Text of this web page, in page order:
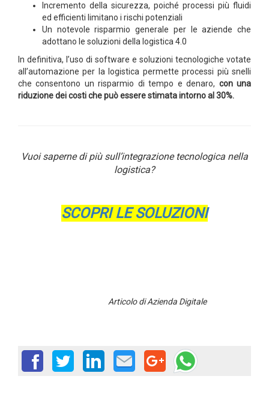
Incremento della sicurezza, poiché processi più fluidi
ed efficienti limitano i rischi potenziali
Un notevole risparmio generale per le aziende che
adottano le soluzioni della logistica 4.0
In definitiva, l’uso di software e soluzioni tecnologiche votate
all’automazione per la logistica permette processi più snelli
che consentono un risparmio di tempo e denaro, con una
riduzione dei costi che può essere stimata intorno al 30%.
Vuoi saperne di più sull’integrazione tecnologica nella
logistica?
SCOPRILE SOLUZIONI
Articolo di Azienda Digitale